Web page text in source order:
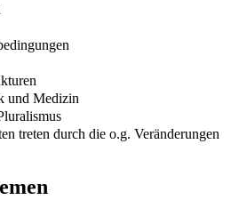
und Medizin
treten durch die o.g. Veränderungen